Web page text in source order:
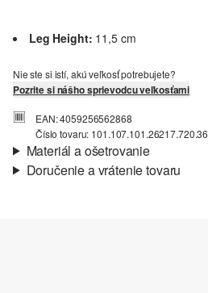
Leg Height: 11,5 cm
Nie ste si istí, akú veľkosť potrebujete?
Pozrite si nášho sprievodcu veľkosťami
EAN: 4059256562868
Číslo tovaru: 101.107.101.26217.720.36
Materiál a ošetrovanie
Doručenie a vrátenie tovaru